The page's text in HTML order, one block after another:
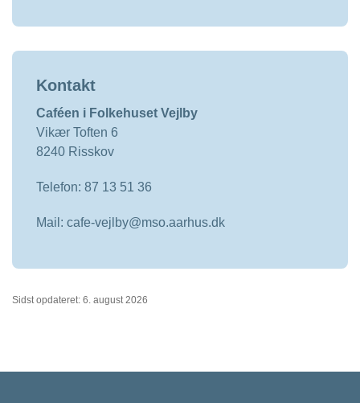
Kontakt
Caféen i Folkehuset Vejlby
Vikær Toften 6
8240 Risskov
Telefon: 87 13 51 36
Mail: cafe-vejlby@mso.aarhus.dk
Sidst opdateret: 6. august 2026